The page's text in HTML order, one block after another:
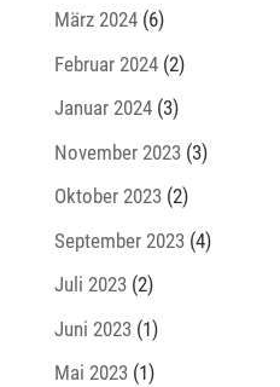
März 2024(6)
Februar 2024(2)
Januar 2024(3)
November 2023(3)
Oktober 2023(2)
September 2023(4)
Juli 2023(2)
Juni 2023(1)
Mai 2023(1)